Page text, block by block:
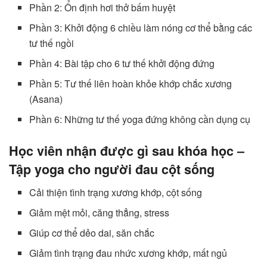
Phần 2: Ổn định hơi thở bấm huyệt
Phần 3: Khởi động 6 chiều làm nóng cơ thể bằng các
tư thế ngồi
Phần 4: Bài tập cho 6 tư thế khởi động đứng
Phần 5: Tư thế liên hoàn khỏe khớp chắc xương
(Asana)
Phần 6: Những tư thế yoga đứng không cần dụng cụ
Học viên nhận được gì sau khóa học –
Tập yoga cho người đau cột sống
Cải thiện tình trạng xương khớp, cột sống
Giảm mệt mỏi, căng thẳng, stress
Giúp cơ thể dẻo dai, săn chắc
Giảm tình trạng đau nhức xương khớp, mất ngủ